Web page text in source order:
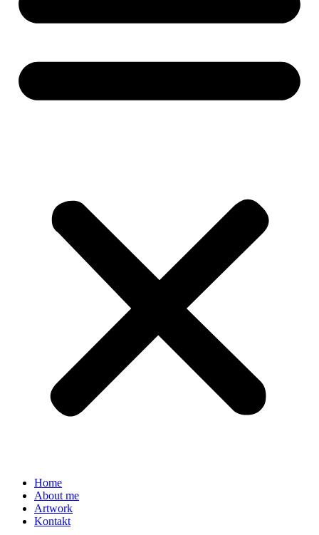
Home
About me
Artwork
Kontakt